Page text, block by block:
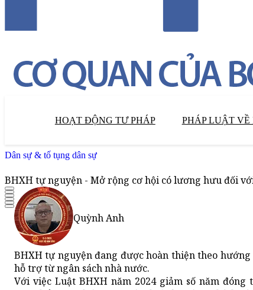
HOẠT ĐỘNG TƯ PHÁP PHÁP LUẬT VỀ
Dân sự & tố tụng dân sự
BHXH tự nguyện - Mở rộng cơ hội có lương hưu đối
Quỳnh Anh
BHXH tự nguyện đang được hoàn thiện theo
hỗ trợ từ ngân sách nhà nước.
Với việc Luật BHXH năm 2024 giảm số năm